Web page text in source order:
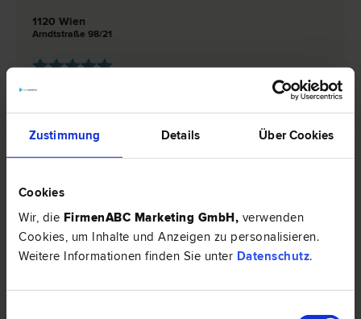
Zustimmung Details Über Cookies
Cookies
Wir, die FirmenABC Marketing GmbH, verwenden
Cookies, um Inhalte und Anzeigen zu personalisieren.
Weitere Informationen finden Sie unter Datenschutz.
1120 Wien
Arndtstraße 98/21
Dr. Stefan JOACHIMSTHALER
Miet­recht | Verkehrs­recht
1070 Wien